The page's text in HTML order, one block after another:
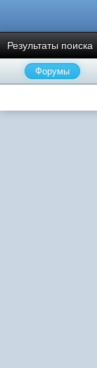
Результаты поиска
Форумы